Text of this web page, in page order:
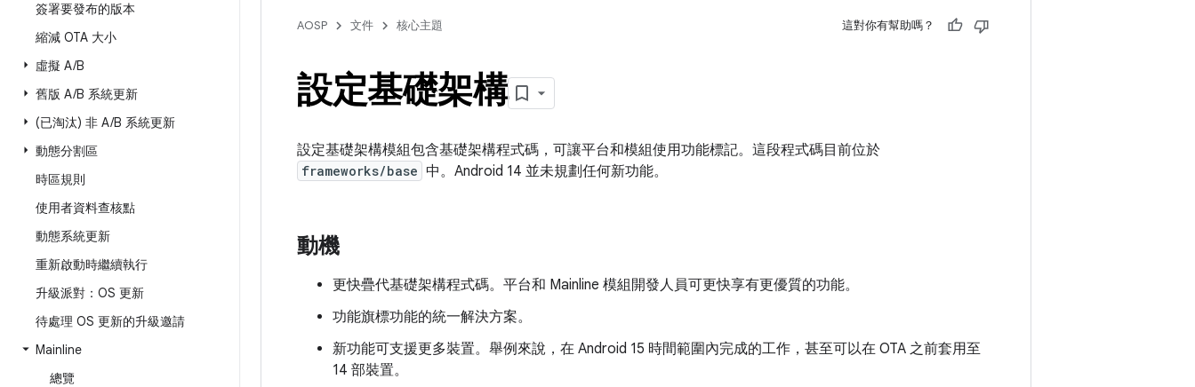
簽署要發布的版本
縮減 OTA 大小
虛擬 A/B
舊版 A/B 系統更新
(已淘汰) 非 A/B 系統更新
動態分割區
時區規則
使用者資料查核點
動態系統更新
重新啟動時繼續執行
升級派對：OS 更新
待處理 OS 更新的升級邀請
Mainline
總覽
AOSP 文件 核心主題 這對你有幫助嗎？
設定基礎架構
設定基礎架構模組包含基礎架構程式碼，可讓平台和模組使用功能標記。這段程式碼目前位於
frameworks/base 中。Android 14 並未規劃任何新功能。
動機
更快疊代基礎架構程式碼。平台和 Mainline 模組開發人員可更快享有更優質的功能。
功能旗標功能的統一解決方案。
新功能可支援更多裝置。舉例來說，在 Android 15 時間範圍內完成的工作，甚至可以在 OTA 之前套用至
14 部裝置。